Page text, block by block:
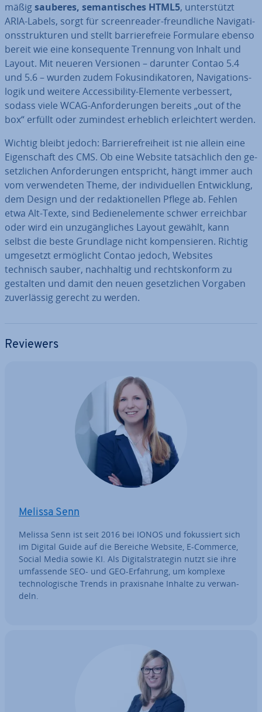
mä­ßigsauberes, se­man­ti­sches HTML5, un­ter­stützt
ARIA-Labels, sorgt für screen­rea­der-freund­li­che Na­vi­ga­ti­
ons­struk­tu­ren und stellt bar­rie­re­freie Formulare ebenso
bereit wie eine kon­se­quen­te Trennung von Inhalt und
Layout. Mit neueren Versionen – darunter Contao 5.4
und 5.6 – wurden zudem Fo­ku­s­in­di­ka­to­ren, Na­vi­ga­ti­ons­
lo­gik und weitere Ac­ces­si­bi­li­ty-Elemente ver­bes­sert,
sodass viele WCAG-An­for­de­run­gen bereits „out of the
box“ erfüllt oder zumindest erheblich er­leich­tert werden.
Wichtig bleibt jedoch: Bar­rie­re­frei­heit ist nie allein eine
Ei­gen­schaft des CMS. Ob eine Website tat­säch­lich den ge­
setz­li­chen An­for­de­run­gen ent­spricht, hängt immer auch
vom ver­wen­de­ten Theme, der in­di­vi­du­el­len Ent­wick­lung,
dem Design und der re­dak­tio­nel­len Pflege ab. Fehlen
etwa Alt-Texte, sind Be­dien­ele­men­te schwer er­reich­bar
oder wird ein un­zu­gäng­li­ches Layout gewählt, kann
selbst die beste Grundlage nicht kom­pen­sie­ren. Richtig
umgesetzt er­mög­licht Contao jedoch, Websites
technisch sauber, nach­hal­tig und rechts­kon­form zu
gestalten und damit den neuen ge­setz­li­chen Vorgaben
zu­ver­läs­sig gerecht zu werden.
Reviewers
Melissa Senn
Melissa Senn ist seit 2016 bei IONOS und fo­kus­siert sich
im Digital Guide auf die Bereiche Website, E-Commerce,
Social Media sowie KI. Als Di­gi­tal­stra­te­gin nutzt sie ihre
um­fas­sen­de SEO- und GEO-Erfahrung, um komplexe
tech­no­lo­gi­sche Trends in pra­xis­na­he Inhalte zu ver­wan­
deln.